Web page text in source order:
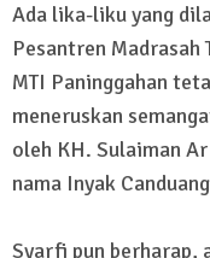
Ada lika-liku yang
Pesantren Madrasah
MTI Paninggahan
meneruskan
oleh KH. Sulaiman
nama Inyak
Syarfi pun berharap,